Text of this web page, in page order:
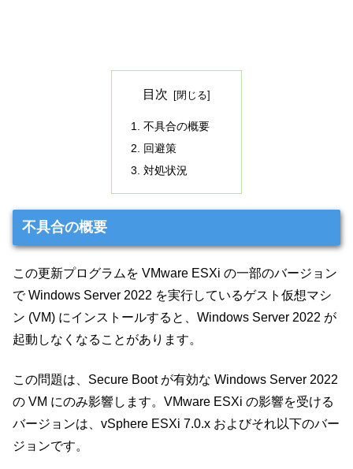
目次
不具合の概要
回避策
対処状況
不具合の概要
この更新プログラムを VMware ESXi の一部のバージョン
で Windows Server 2022 を実行しているゲスト仮想マシ
ン (VM) にインストールすると、Windows Server 2022 が
起動しなくなることがあります。
この問題は、Secure Boot が有効な Windows Server 2022
の VM にのみ影響します。VMware ESXi の影響を受ける
バージョンは、vSphere ESXi 7.0.x およびそれ以下のバー
ジョンです。